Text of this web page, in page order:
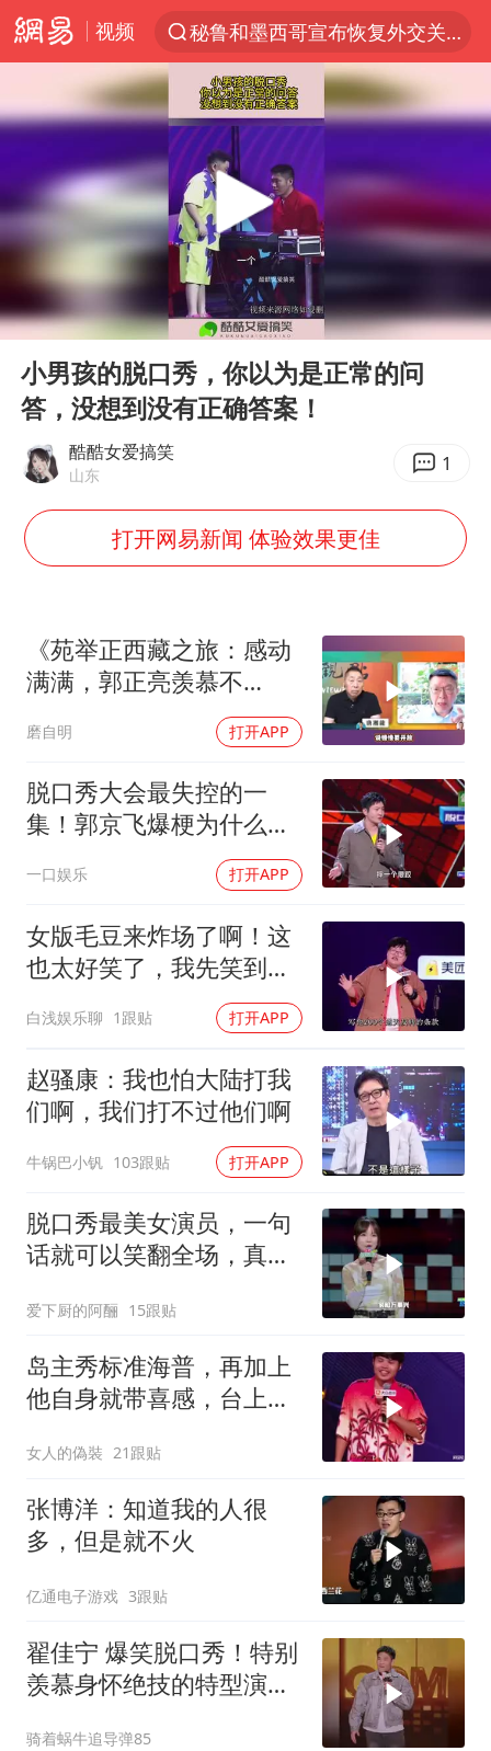
视频
秘鲁和墨西哥宣布恢复外交关系
台风白海豚已进入24小时警戒线
老中医：立秋后养心是关键
沙特土耳其巴基斯坦签署共同防务协议
中医教你一招提升气血
胡彦斌韩磊 谁帮谁
胜宏科技：股票交易异常波动
欧阳娜娜窦靖童好搭
中国女篮70-67险胜尼日利亚女篮
U17国足点球大战淘汰河床晋级决赛
“今天得有40℃了吧 为啥还不预警”
“新疆阿勒泰八月能滑雪”不实
夯实基础开新局
Play
00:00 00:10
小男孩的脱口秀，你以为是正常的问
答，没想到没有正确答案！
酷酷女爱搞笑
山东 1
打开网易新闻 体验效果更佳
《苑举正西藏之旅：感动
满满，郭正亮羡慕不
磨自明 打开APP
脱口秀大会最失控的一
集！郭京飞爆梗为什么让
一口娱乐 打开APP
女版毛豆来炸场了啊！这
也太好笑了，我先笑到肚
白浅娱乐聊 1跟贴 打开APP
赵骚康：我也怕大陆打我
们啊，我们打不过他们啊
牛锅巴小钒 103跟贴 打开APP
脱口秀最美女演员，一句
话就可以笑翻全场，真是
爱下厨的阿酾 15跟贴
岛主秀标准海普，再加上
他自身就带喜感，台上笑
女人的偽裝 21跟贴
张博洋：知道我的人很
多，但是就不火
亿通电子游戏 3跟贴
翟佳宁 爆笑脱口秀！特别
羡慕身怀绝技的特型演
骑着蜗牛追导弹85